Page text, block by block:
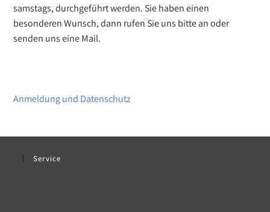
samstags, durchgeführt werden. Sie haben einen
besonderen Wunsch, dann rufen Sie uns bitte an oder
senden uns eine Mail.
Anmeldung und Datenschutz
Service